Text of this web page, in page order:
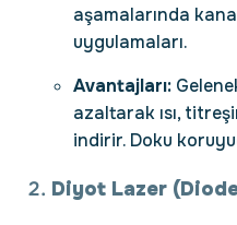
aşamalarında
uygulamaları.
Avantajları:
azaltarak ısı,
indirir. Doku
Diyot Lazer